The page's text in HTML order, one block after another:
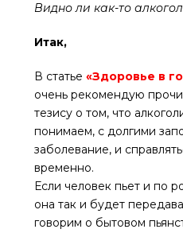
Видно ли как-то
Итак,
В статье «Здоровье в
очень рекомендую
тезису о том, что
понимаем, с долгими
заболевание, и
временно.
Если человек пьет и по
она так и будет
говорим о бытовом